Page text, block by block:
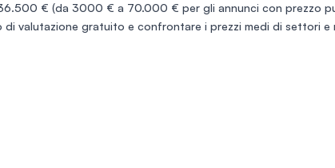
€ (da 3000 € a 70.000 € per gli annunci con prezzo
di valutazione gratuito e confrontare i prezzi medi di settori e